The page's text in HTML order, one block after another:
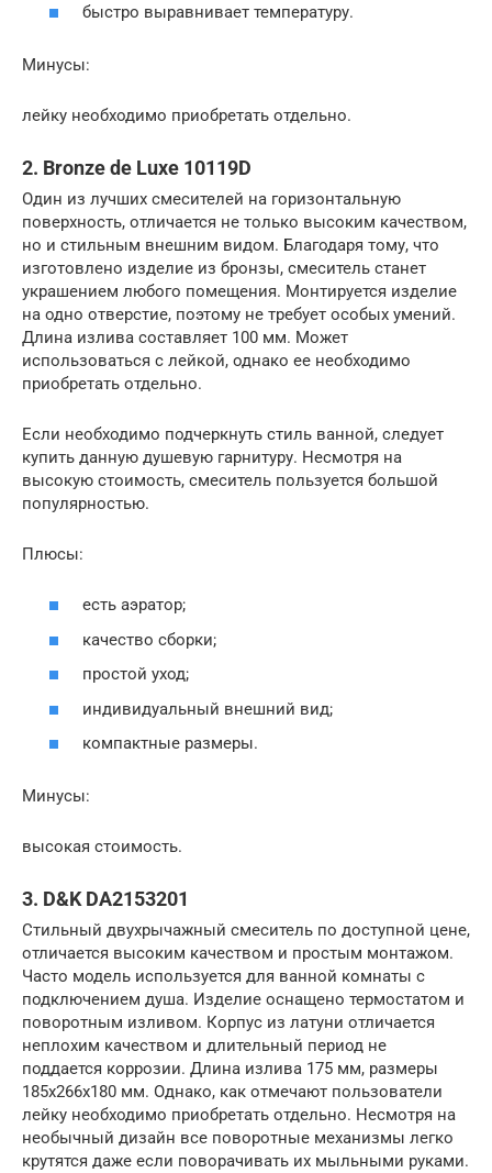
быстро выравнивает температуру.
Минусы:
лейку необходимо приобретать отдельно.
2. Bronze de Luxe 10119D
Один из лучших смесителей на горизонтальную
поверхность, отличается не только высоким качеством,
но и стильным внешним видом. Благодаря тому, что
изготовлено изделие из бронзы, смеситель станет
украшением любого помещения. Монтируется изделие
на одно отверстие, поэтому не требует особых умений.
Длина излива составляет 100 мм. Может
использоваться с лейкой, однако ее необходимо
приобретать отдельно.
Если необходимо подчеркнуть стиль ванной, следует
купить данную душевую гарнитуру. Несмотря на
высокую стоимость, смеситель пользуется большой
популярностью.
Плюсы:
есть аэратор;
качество сборки;
простой уход;
индивидуальный внешний вид;
компактные размеры.
Минусы:
высокая стоимость.
3. D&K DA2153201
Стильный двухрычажный смеситель по доступной цене,
отличается высоким качеством и простым монтажом.
Часто модель используется для ванной комнаты с
подключением душа. Изделие оснащено термостатом и
поворотным изливом. Корпус из латуни отличается
неплохим качеством и длительный период не
поддается коррозии. Длина излива 175 мм, размеры
185х266х180 мм. Однако, как отмечают пользователи
лейку необходимо приобретать отдельно. Несмотря на
необычный дизайн все поворотные механизмы легко
крутятся даже если поворачивать их мыльными руками.